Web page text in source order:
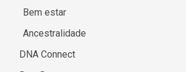
Bem estar
Ancestralidade
DNA Connect